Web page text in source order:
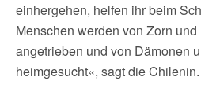
einhergehen, helfen ihr beim
Menschen werden von Zorn
angetrieben und von Dämonen
heimgesucht«, sagt die Chilenin.